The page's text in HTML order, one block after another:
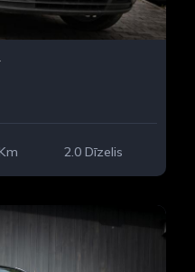
2.0 Dīzelis